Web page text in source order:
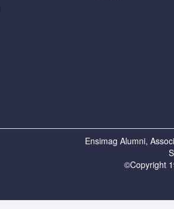
Ensimag Alumni,
©Copyright